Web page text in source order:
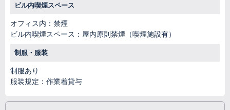
ビル内喫煙スペース
オフィス内：禁煙
ビル内喫煙スペース：屋内原則禁煙（喫煙施設有）
制服・服装
制服あり
服装規定：作業着貸与